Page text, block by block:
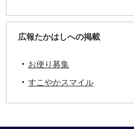
広報たかはしへの掲載
お便り募集
すこやかスマイル